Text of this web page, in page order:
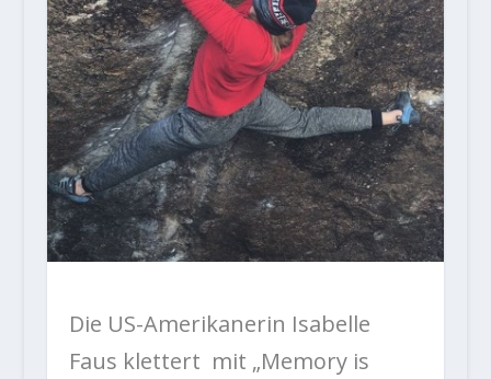
Die US-Amerikanerin Isabelle
Faus klettert mit „Memory is